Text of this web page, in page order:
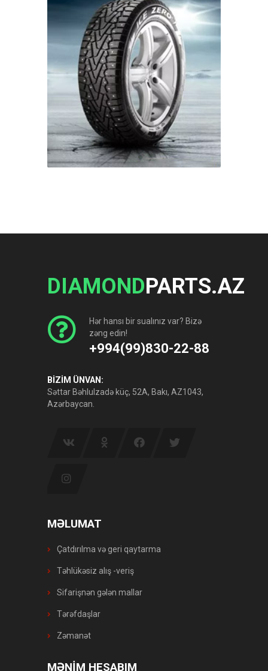
DIAMONDPARTS.AZ
Hər hansı bir sualınız var? Bizə
zəng edin!
+994(99)830-22-88
BİZİM ÜNVAN:
Səttar Bəhlulzadə küç, 52A, Bakı, AZ1043,
Azərbaycan.
MƏLUMAT
Çatdırılma və geri qaytarma
Təhlükəsiz alış -veriş
Sifarişnən gələn mallar
Tərəfdaşlar
Zəmanət
MƏNİM HESABIM